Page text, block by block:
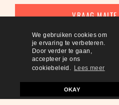
We gebruiken cookies om
je ervaring te verbeteren.
Door verder te gaan,
accepteer je ons
cookiebeleid. Lees meer
OKAY
VRAAG
Algemeen